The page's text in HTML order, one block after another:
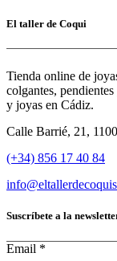
El taller de Coqui
Tienda online de
colgantes,
y joyas en Cádiz.
Calle Barrié, 21,
(+34) 856 17 40 84
Suscríbete a la
Email *